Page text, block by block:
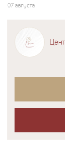
07 августа